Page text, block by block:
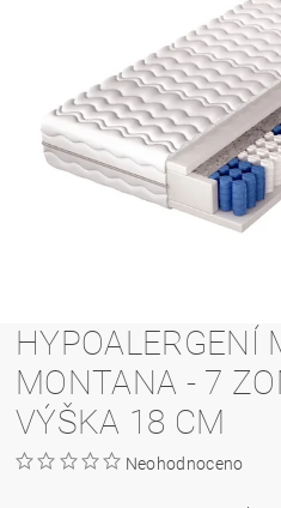
HYPOALERGENÍ
MONTANA - 7
VÝŠKA 18 CM
Neohodnoceno